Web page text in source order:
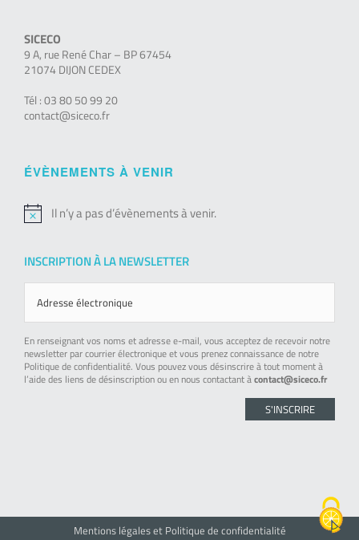
SICECO
9 A, rue René Char – BP 67454
21074 DIJON CEDEX
Tél : 03 80 50 99 20
contact@siceco.fr
ÉVÈNEMENTS À VENIR
Notice
Il n’y a pas d’évènements à venir.
INSCRIPTION À LA NEWSLETTER
En renseignant vos noms et adresse e-mail, vous acceptez de recevoir notre
newsletter par courrier électronique et vous prenez connaissance de notre
Politique de confidentialité. Vous pouvez vous désinscrire à tout moment à
l’aide des liens de désinscription ou en nous contactant àcontact@siceco.fr
Mentions légales et Politique de confidentialité